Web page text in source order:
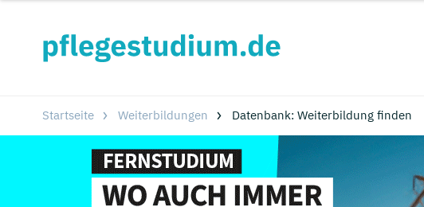
Startseite Weiterbildungen Datenbank: Weiterbildung finden